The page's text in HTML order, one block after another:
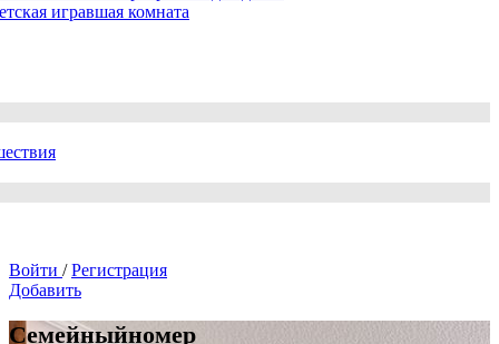
игравшая комната
Войти / Регистрация
Добавить
Семейныйномер